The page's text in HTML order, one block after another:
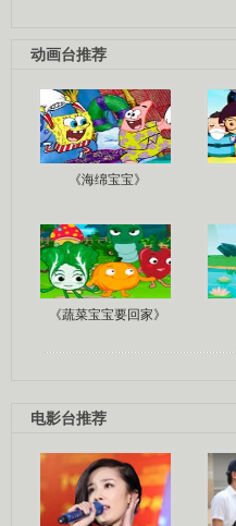
动画台推荐
《海绵宝宝》
《蔬菜宝宝要回家》
电影台推荐